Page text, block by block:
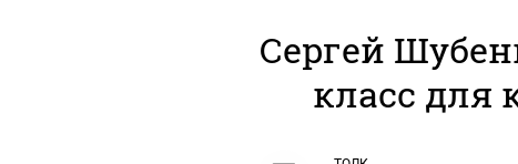
Сергей
класс для